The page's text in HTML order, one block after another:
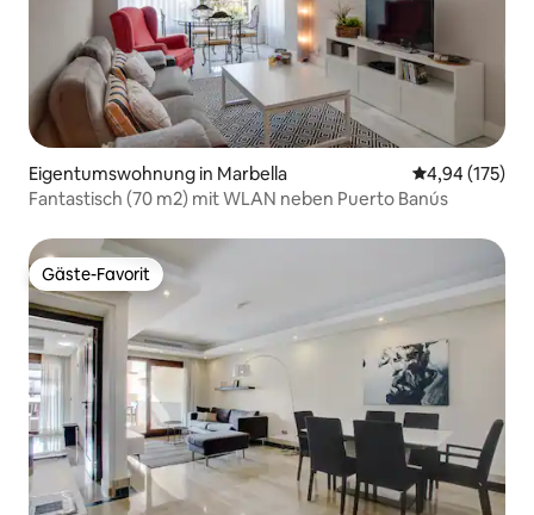
Eigentumswohnung in Marbella
4,94 (175)
Fantastisch (70 m2) mit WLAN neben Puerto Banús
Gäste-Favorit
Gäste-Favorit